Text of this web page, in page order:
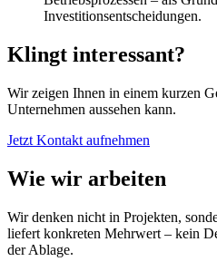
Investitionsentscheidungen.
Klingt interessant?
Wir zeigen Ihnen in einem kurzen
Unternehmen aussehen kann.
Jetzt Kontakt aufnehmen
Wie wir arbeiten
Wir denken nicht in Projekten,
liefert konkreten Mehrwert – kein
der Ablage.